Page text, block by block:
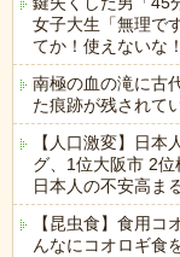
女子大生「無理で
てか！使えないな
南極の血の滝に古
た痕跡が残されて
【人口激変】日
グ、1位大阪市 2
日本人の不安高ま
【昆虫食】食用
んなにコオロギ食